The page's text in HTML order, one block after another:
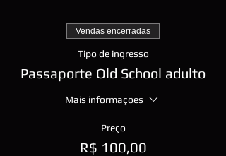
Vendas encerradas
Tipo de ingresso
Passaporte Old School adulto
Mais informações
Preço
R$ 100,00